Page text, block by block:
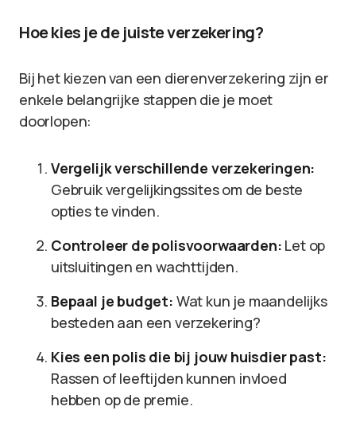
Hoe kies je de juiste verzekering?
Bij het kiezen van een dierenverzekering zijn er
enkele belangrijke stappen die je moet
doorlopen:
Vergelijk verschillende verzekeringen:
Gebruik vergelijkingssites om de beste
opties te vinden.
Controleer de polisvoorwaarden: Let op
uitsluitingen en wachttijden.
Bepaal je budget: Wat kun je maandelijks
besteden aan een verzekering?
Kies een polis die bij jouw huisdier past:
Rassen of leeftijden kunnen invloed
hebben op de premie.